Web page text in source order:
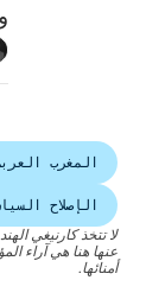
المغرب
الإصلاح
لا تتخذ كارنيغي
عنها هنا هي آراء
أمنائها.